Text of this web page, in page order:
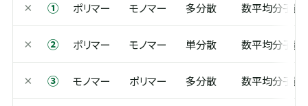
× ① ポリマー モノマー 多分散 数平均分子量
× ② ポリマー モノマー 単分散 数平均分子量
× ③ モノマー ポリマー 多分散 数平均分子量